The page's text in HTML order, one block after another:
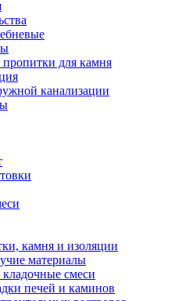
для камня
канализации
камня и изоляции
материалы
смеси
печей и каминов